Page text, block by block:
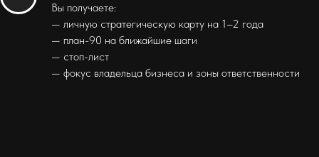
Вы получаете:
— личную стратегическую карту на 1–2 года
— план-90 на ближайшие шаги
— стоп-лист
— фокус владельца бизнеса и зоны ответственности